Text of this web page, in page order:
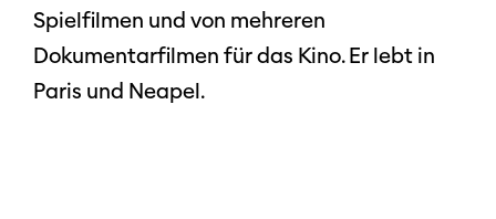
Spielfilmen und von mehreren
Dokumentarfilmen für das Kino. Er lebt in
Paris und Neapel.